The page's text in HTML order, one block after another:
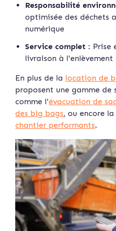
Responsabilité
optimisée des déchets
numérique
Service complet : Prise
livraison à l'enlèvement
En plus de la location de
proposent une gamme de
comme l'évacuation de
des big bags, ou encore la
chantier performants.